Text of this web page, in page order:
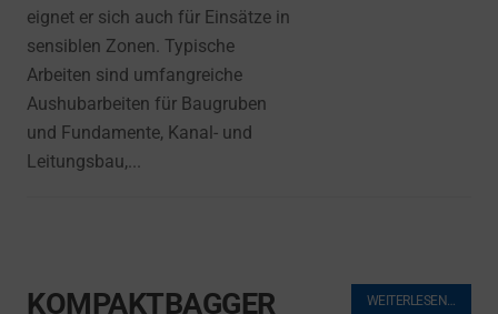
eignet er sich auch für Einsätze in
sensiblen Zonen. Typische
Arbeiten sind umfangreiche
Aushubarbeiten für Baugruben
und Fundamente, Kanal- und
Leitungsbau,...
KOMPAKTBAGGER
WEITERLESEN…